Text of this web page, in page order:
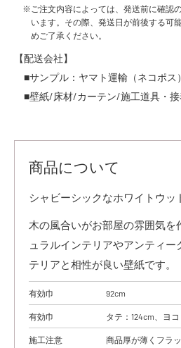
※ご注文内容によっては、発送前に確認
います。その際、発送日が前後する可
めご了承ください。
【配送会社】
■サンプル：ヤマト運輸（ネコポス）
■壁紙/床材/カーテン/施工道具・
商品について
シャビーシックなホワイトウッ
木の風合いがお部屋の雰囲気を
ュラルインテリアやアンティ
テリアと相性が良い壁紙です。
有効巾 92cm
有効巾 タテ：124cm、ヨコ
施工注意 商品厚が薄くフラ